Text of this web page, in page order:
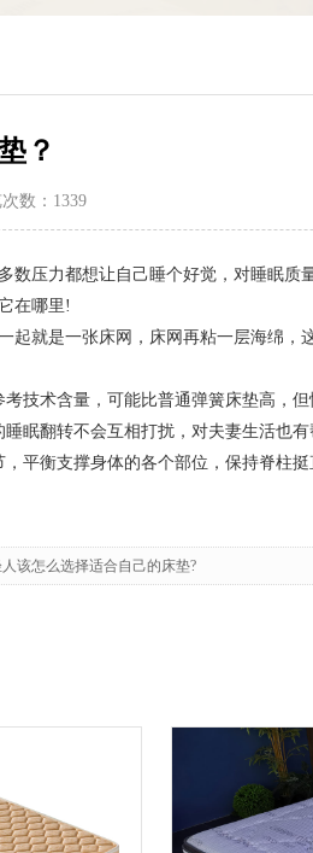
？
数：1339
压力都想让自己睡个好觉，对睡眠质
在哪里!
就是一张床网，床网再粘一层海绵，
术含量，可能比普通弹簧床垫高，但
翻转不会互相打扰，对夫妻生活也有
衡支撑身体的各个部位，保持脊柱
该怎么选择适合自己的床垫?